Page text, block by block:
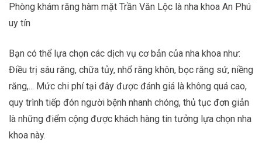
Phòng khám răng hàm mặt Trần Văn Lộc là nha khoa An Phú
uy tín
Bạn có thể lựa chọn các dịch vụ cơ bản của nha khoa như:
Điều trị sâu răng, chữa tủy, nhổ răng khôn, bọc răng sứ, niềng
răng,... Mức chi phí tại đây được đánh giá là không quá cao,
quy trình tiếp đón người bệnh nhanh chóng, thủ tục đơn giản
là những điểm cộng được khách hàng tin tưởng lựa chọn nha
khoa này.